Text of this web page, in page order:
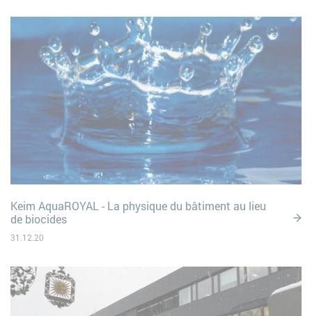
Keim AquaROYAL - La physique du bâtiment au lieu
de biocides
31.12.20